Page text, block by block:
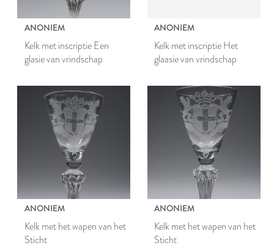
ANONIEM
Kelk met inscriptie Een
glasie van vrindschap
ANONIEM
Kelk met inscriptie Het
glaasie van vrindschap
ANONIEM
Kelk met het wapen van het
Sticht
ANONIEM
Kelk met het wapen van het
Sticht